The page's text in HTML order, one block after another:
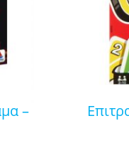
επιτραπέζιο uno κάρτες